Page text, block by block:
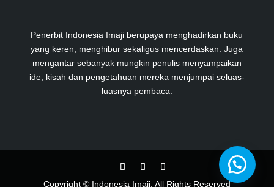
Penerbit Indonesia Imaji berupaya menghadirkan buku
yang keren, menghibur sekaligus mencerdaskan. Juga
mengantar sebanyak mungkin penulis menyampaikan
ide, kisah dan pengetahuan mereka menjumpai seluas-
luasnya pembaca.
Copyright © Indonesia Imaji. All Rights Reserved